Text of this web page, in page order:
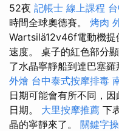
52夜 記帳士 線上課程
時間全球奧德賽。 烤肉
Wartsilä12v46f電動機提
速度。 桌子的紅色部分
了水晶寧靜船到達巴塞羅
外燴 台中泰式按摩排毒
日期可能會有所不同，
日期。 大里按摩推薦 下
晶的寧靜來了。 關鍵字